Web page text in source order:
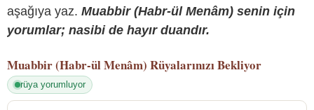
aşağıya yaz. Muabbir (Habr-ül Menâm) senin için
yorumlar; nasibi de hayır duandır.
Muabbir (Habr-ül Menâm) Rüyalarınızı Bekliyor
rüya yorumluyor